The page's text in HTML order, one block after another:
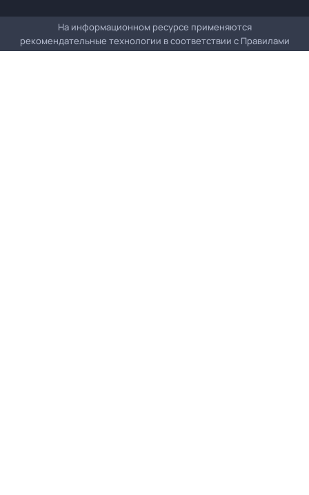
На информационном ресурсе применяются
рекомендательные технологии в соответствии с Правилами